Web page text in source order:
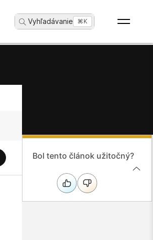
Vyhľadávanie ...⌘K
Bol tento článok užitočný?